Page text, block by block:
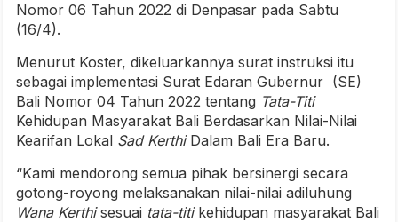
Nomor 06 Tahun 2022 di Denpasar pada Sabtu
(16/4).
Menurut Koster, dikeluarkannya surat instruksi itu
sebagai implementasi Surat Edaran Gubernur (SE)
Bali Nomor 04 Tahun 2022 tentang Tata-Titi
Kehidupan Masyarakat Bali Berdasarkan Nilai-Nilai
Kearifan Lokal Sad KerthiDalam Bali Era Baru.
“Kami mendorong semua pihak bersinergi secara
gotong-royong melaksanakan nilai-nilai adiluhung
Wana Kerthisesuai tata-titikehidupan masyarakat Bali